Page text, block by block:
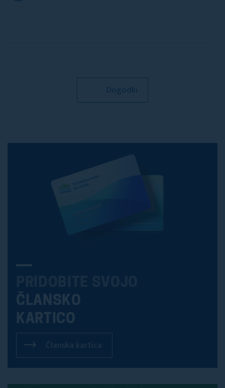
Dogodki
ČLANSKO
KARTICO
Članska kartica